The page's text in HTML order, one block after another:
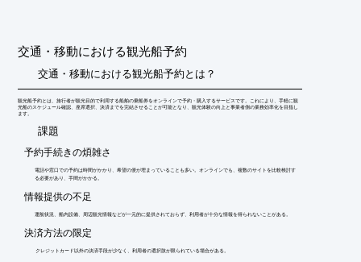
交通・移動における観光船予約
交通・移動における観光船予約とは？
観光船予約とは、旅行者が観光目的で利用する船舶の乗船券をオンラインで予約・購入するサービスです。これにより、手軽に観
光船のスケジュール確認、座席選択、決済までを完結させることが可能となり、観光体験の向上と事業者側の業務効率化を目指し
ます。
​課題
予約手続きの煩雑さ
電話や窓口での予約は時間がかかり、希望の便が埋まっていることも多い。オンラインでも、複数のサイトを比較検討す
る必要があり、手間がかかる。
情報提供の不足
運航状況、船内設備、周辺観光情報などが一元的に提供されておらず、利用者が十分な情報を得られないことがある。
決済方法の限定
クレジットカード以外の決済手段が少なく、利用者の選択肢が限られている場合がある。